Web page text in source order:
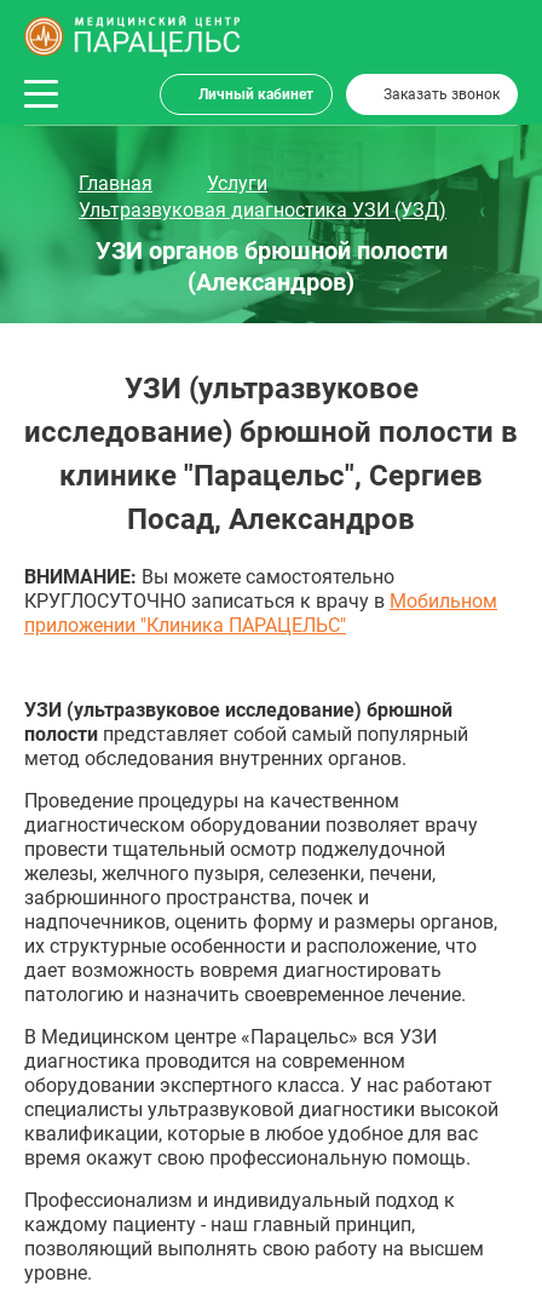
Личный кабинет Заказать звонок
Главная
Услуги
Ультразвуковая диагностика УЗИ (УЗД)
УЗИ органов брюшной полости
(Александров)
УЗИ (ультразвуковое
исследование) брюшной полости в
клинике "Парацельс", Сергиев
Посад, Александров
ВНИМАНИЕ: Вы можете самостоятельно
КРУГЛОСУТОЧНО записаться к врачу в Мобильном
приложении "Клиника ПАРАЦЕЛЬС"
УЗИ (ультразвуковое исследование) брюшной
полости представляет собой самый популярный
метод обследования внутренних органов.
Проведение процедуры на качественном
диагностическом оборудовании позволяет врачу
провести тщательный осмотр поджелудочной
железы, желчного пузыря, селезенки, печени,
забрюшинного пространства, почек и
надпочечников, оценить форму и размеры органов,
их структурные особенности и расположение, что
дает возможность вовремя диагностировать
патологию и назначить своевременное лечение.
В Медицинском центре «Парацельс» вся УЗИ
диагностика проводится на современном
оборудовании экспертного класса. У нас работают
специалисты ультразвуковой диагностики высокой
квалификации, которые в любое удобное для вас
время окажут свою профессиональную помощь.
Профессионализм и индивидуальный подход к
каждому пациенту - наш главный принцип,
позволяющий выполнять свою работу на высшем
уровне.